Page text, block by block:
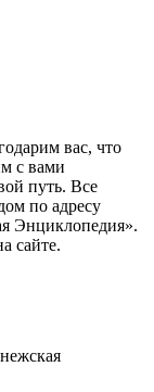
вас, что
с вами
путь. Все
по адресу
Энциклопедия».
сайте.